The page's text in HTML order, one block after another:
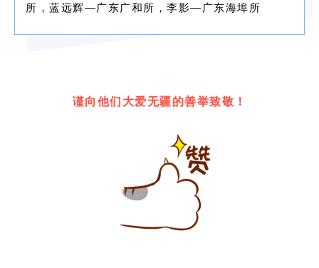
所，蓝远辉—广东广和所，李影—广东海埠所
谨向他们大爱无疆的善举致敬！